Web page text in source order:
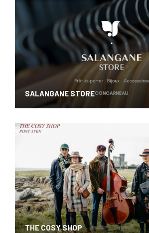
SALANGANE STORE
THE COSY SHOP